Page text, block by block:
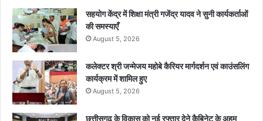
सहयोग केंद्र में शिक्षा मंत्री गजेंद्र यादव ने सुनी कार्यकर्ताओं
की समस्याएँ
August 5, 2026
कलेक्टर श्री जन्मेजय महोबे कैरियर मार्गदर्शन एवं काउंसलिंग
कार्यक्रम में शामिल हुए
August 5, 2026
छत्तीसगढ़ के विकास को नई रफ्तार देने कैबिनेट के अहम